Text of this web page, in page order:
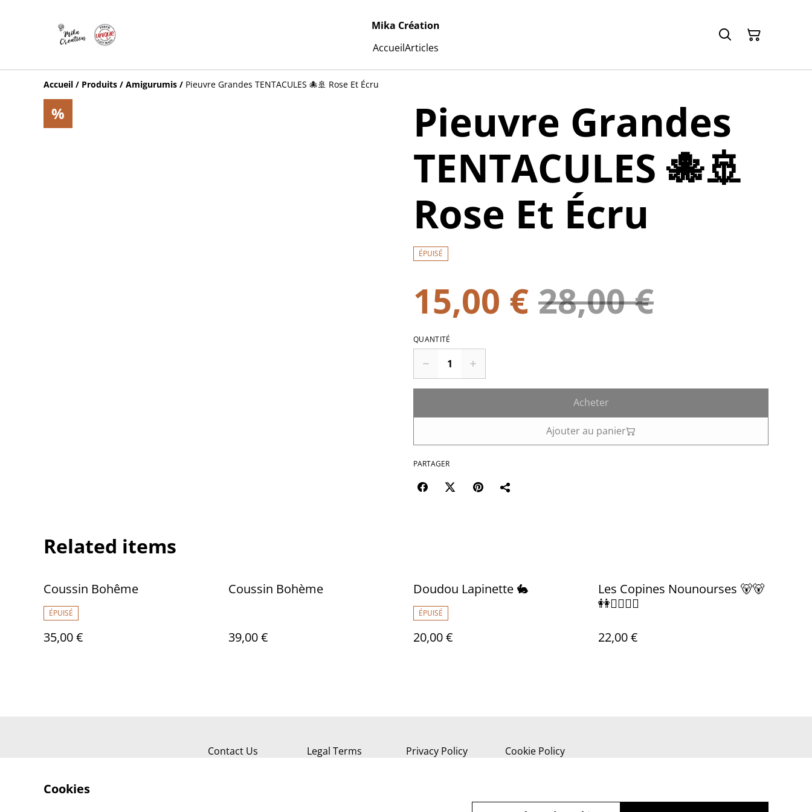
Mika Création
AccueilArticles
Accueil / Produits / Amigurumis / Pieuvre Grandes TENTACULES 🐙🚢 Rose Et Écru
%
Pieuvre Grandes
TENTACULES 🐙🚢
Rose Et Écru
ÉPUISÉ
15,00 € 28,00 €
QUANTITÉ
Acheter
Ajouter au panier
PARTAGER
Related items
Coussin Bohême
ÉPUISÉ
35,00 €
Coussin Bohème
39,00 €
Doudou Lapinette 🐇
ÉPUISÉ
20,00 €
Les Copines Nounourses 🐻🐻
👭👩‍❤️‍💋‍👨
22,00 €
Contact Us Legal Terms Privacy Policy Cookie Policy
Cookies